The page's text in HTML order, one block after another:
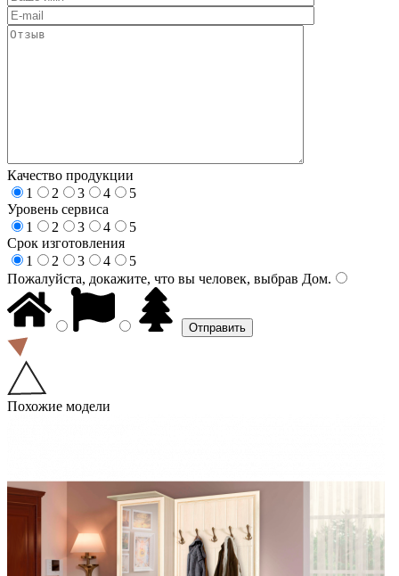
Качество продукции
1
2 3 4
5
Уровень сервиса
1
2 3 4
5
Срок изготовления
1
2 3 4
5
Пожалуйста, докажите, что вы человек, выбрав Дом.
Похожие модели